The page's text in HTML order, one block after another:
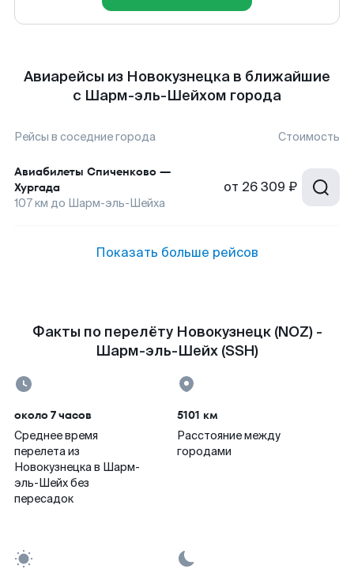
Авиарейсы из Новокузнецка в ближайшие
с Шарм-эль-Шейхом города
Рейсы в соседние города Стоимость
Авиабилеты Спиченково —
Хургада
107км до Шарм-эль-Шейха
от 26 309 ₽
Показать больше рейсов
Факты по перелёту Новокузнецк (NOZ) -
Шарм-эль-Шейх (SSH)
около 7 часов
Среднее время
перелета из
Новокузнецка в Шарм-
эль-Шейх без
пересадок
5101 км
Расстояние между
городами